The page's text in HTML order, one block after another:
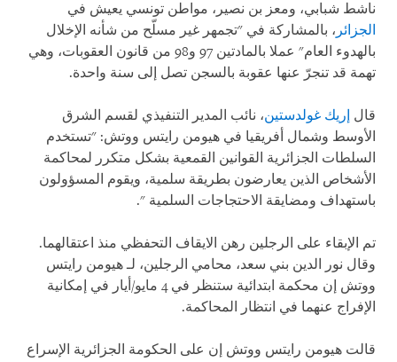
ناشط شبابي، ومعز بن نصير، مواطن تونسي يعيش في
الجزائر ، بالمشاركة في "تجمهر غير مسلّح من شأنه الإخلال
بالهدوء العام" عملا بالمادتين 97 و98 من قانون العقوبات، وهي
تهمة قد تنجرّ عنها عقوبة بالسجن تصل إلى سنة واحدة.
قال إريك غولدستين، نائب المدير التنفيذي لقسم الشرق
الأوسط وشمال أفريقيا في هيومن رايتس ووتش: "تستخدم
السلطات الجزائرية القوانين القمعية بشكل متكرر لمحاكمة
الأشخاص الذين يعارضون بطريقة سلمية، ويقوم المسؤولون
باستهداف ومضايقة الاحتجاجات السلمية ".
تم الإبقاء على الرجلين رهن الايقاف التحفظي منذ اعتقالهما.
وقال نور الدين بني سعد، محامي الرجلين، لـ هيومن رايتس
ووتش إن محكمة ابتدائية ستنظر في 4 مايو/أيار في إمكانية
الإفراج عنهما في انتظار المحاكمة.
قالت هيومن رايتس ووتش إن على الحكومة الجزائرية الإسراع